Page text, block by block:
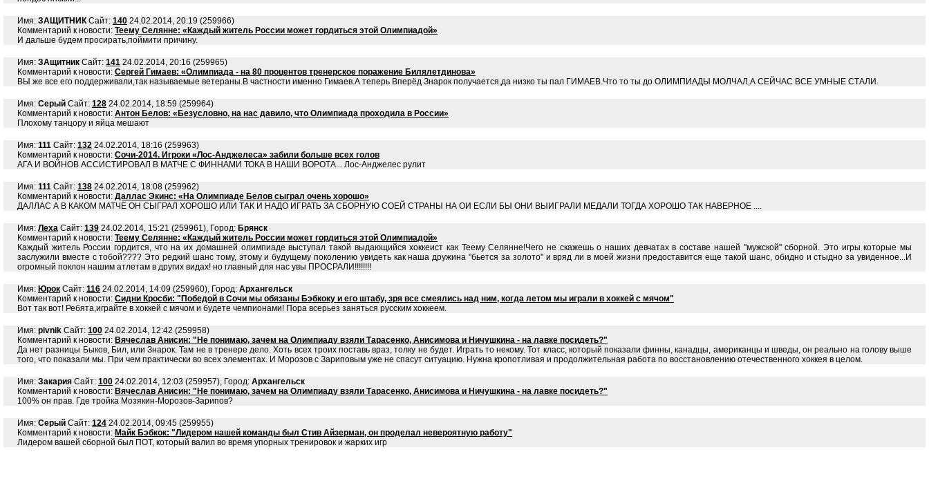
Имя: ЗАЩИТНИКСайт: 140 24.02.2014, 20:19 (259966)
Комментарий к новости: Теему Селянне: «Каждый житель России может гордиться этой Олимпиадой»
И дальше будем просирать,поймити причину.
Имя: ЗАщитник Сайт: 141 24.02.2014, 20:16 (259965)
Комментарий к новости: Сергей Гимаев: «Олимпиада - на 80 процентов тренерское поражение Билялетдинова»
ВЫ же все его поддерживали,так называемые ветераны.В частности именно Гимаев.А теперь Вперёд Знарок получается,да низко ты пал ГИМАЕВ.Что то ты до ОЛИМПИАДЫ МОЛЧАЛ,А СЕЙЧАС ВСЕ УМНЫЕ СТАЛИ.
Имя: Серый Сайт: 128 24.02.2014, 18:59 (259964)
Комментарий к новости: Антон Белов: «Безусловно, на нас давило, что Олимпиада проходила в России»
Плохому танцору и яйца мешают
Имя: 111 Сайт: 132 24.02.2014, 18:16 (259963)
Комментарий к новости: Сочи-2014. Игроки «Лос-Анджелеса» забили больше всех голов
АГА И ВОЙНОВ АССИСТИРОВАЛ В МАТЧЕ С ФИННАМИ ТОКА В НАШИ ВОРОТА... Лос-Анджелес рулит
Имя: 111 Сайт: 138 24.02.2014, 18:08 (259962)
Комментарий к новости: Даллас Экинс: «На Олимпиаде Белов сыграл очень хорошо»
ДАЛЛАС А В КАКОМ МАТЧЕ ОН СЫГРАЛ ХОРОШО ИЛИ ТАК И НАДО ИГРАТЬ ЗА СБОРНУЮ СОЕЙ СТРАНЫ НА ОИ ЕСЛИ БЫ ОНИ ВЫИГРАЛИ МЕДАЛИ ТОГДА ХОРОШО ТАК НАВЕРНОЕ ....
Имя: Леха Сайт: 139 24.02.2014, 15:21 (259961), Город: Брянск
Комментарий к новости: Теему Селянне: «Каждый житель России может гордиться этой Олимпиадой»
Каждый житель России гордится, что на их домашней олимпиаде выступал такой выдающийся хоккеист как Теему Селянне!Чего не скажешь о наших девчатах в составе нашей "мужской" сборной. Это игры которые мы
заслужили вместе с тобой???? Это редкий шанс тому, этому и будущему поколению увидеть как наша дружина "бьется за золото" и вряд ли в моей жизни предоставится еще такой шанс, обидно и стыдно за увиденное...И
огромный поклон нашим атлетам в других видах! но главный для нас увы ПРОСРАЛИ!!!!!!!!
Имя: Юрок Сайт: 116 24.02.2014, 14:09 (259960), Город: Архангельск
Комментарий к новости: Сидни Кросби: "Победой в Сочи мы обязаны Бэбкоку и его штабу, зря все смеялись над ним, когда летом мы играли в хоккей с мячом"
Вот так вот! Ребята,играйте в хоккей с мячом и будете чемпионами! Пора всерьез заняться русским хоккеем.
Имя: pivnik Сайт: 100 24.02.2014, 12:42 (259958)
Комментарий к новости: Вячеслав Анисин: "Не понимаю, зачем на Олимпиаду взяли Тарасенко, Анисимова и Ничушкина - на лавке посидеть?"
Да нет разницы Быков, Бил, или Знарок. Там не в тренере дело. Хоть всех троих поставь враз, толку не будет. Играть то некому. Тот класс, который показали финны, канадцы, американцы и шведы, он реально на голову выше
того, что показали мы. При чем практически во всех элементах. И Морозов с Зариповым уже не спасут ситуацию. Нужна кропотливая и продолжительная работа по восстановлению отечественного хоккея в целом.
Имя: Закария Сайт: 100 24.02.2014, 12:03 (259957), Город: Архангельск
Комментарий к новости: Вячеслав Анисин: "Не понимаю, зачем на Олимпиаду взяли Тарасенко, Анисимова и Ничушкина - на лавке посидеть?"
100% он прав. Где тройка Мозякин-Морозов-Зарипов?
Имя: Серый Сайт: 124 24.02.2014, 09:45 (259955)
Комментарий к новости: Майк Бэбкок: "Лидером нашей команды был Стив Айзерман, он проделал невероятную работу"
Лидером вашей сборной был ПОТ, который валил во время упорных тренировок и жарких игр